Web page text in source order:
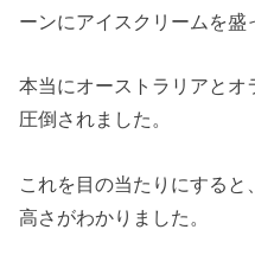
ーンにアイスクリームを盛
本当にオーストラリアとオ
圧倒されました。
これを目の当たりにする
高さがわかりました。